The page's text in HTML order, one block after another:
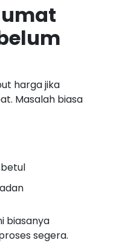
harga jika
Masalah biasa
biasanya
segera.